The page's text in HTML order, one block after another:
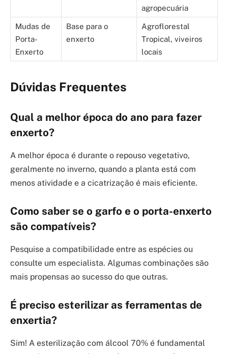
agropecuária
Mudas de
Porta-
Enxerto
Base para o
enxerto
Agroflorestal
Tropical, viveiros
locais
Dúvidas Frequentes
Qual a melhor época do ano para fazer
enxerto?
A melhor época é durante o repouso vegetativo,
geralmente no inverno, quando a planta está com
menos atividade e a cicatrização é mais eficiente.
Como saber se o garfo e o porta-enxerto
são compatíveis?
Pesquise a compatibilidade entre as espécies ou
consulte um especialista. Algumas combinações são
mais propensas ao sucesso do que outras.
É preciso esterilizar as ferramentas de
enxertia?
Sim! A esterilização com álcool 70% é fundamental